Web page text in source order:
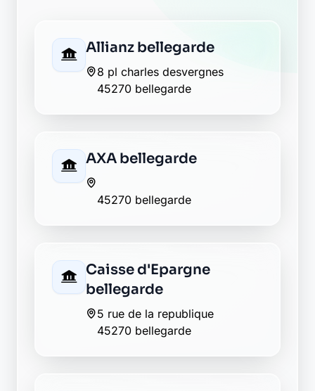
Allianz bellegarde
8 pl charles desvergnes
45270 bellegarde
AXA bellegarde
45270 bellegarde
Caisse d'Epargne
bellegarde
5 rue de la republique
45270 bellegarde